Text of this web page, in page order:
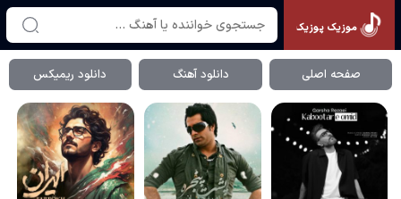
موزیک پوزیک
صفحه اصلی دانلود آهنگ دانلود ریمیکس